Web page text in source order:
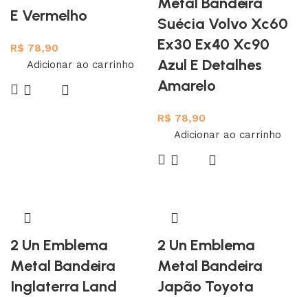
E Vermelho
R$ 78,90
Adicionar ao carrinho
Suécia Volvo Xc60
Ex30 Ex40 Xc90
Azul E Detalhes
Amarelo
R$ 78,90
Adicionar ao carrinho
2 Un Emblema
Metal Bandeira
Inglaterra Land
2 Un Emblema
Metal Bandeira
Japão Toyota